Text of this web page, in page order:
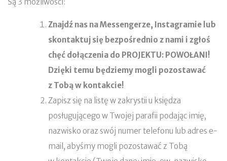
Znajdź nas na Messengerze, Instagramie lub
skontaktuj się bezpośrednio z nami i zgłoś
chęć dołączenia do PROJEKTU: POWOŁANI!
Dzięki temu będziemy mogli pozostawać
z Tobą w kontakcie!
Zapisz się na listę w zakrystii u księdza
posługującego w Twojej parafii podając imię,
nazwisko oraz swój numer telefonu lub adres e-
mail, abyśmy mogli pozostawać z Tobą